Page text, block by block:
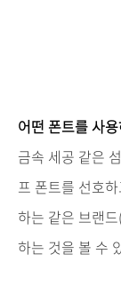
어떤 폰트를사
금속 세공 같은
프 폰트를 선호
하는 같은 브랜드
하는 것을 볼 수